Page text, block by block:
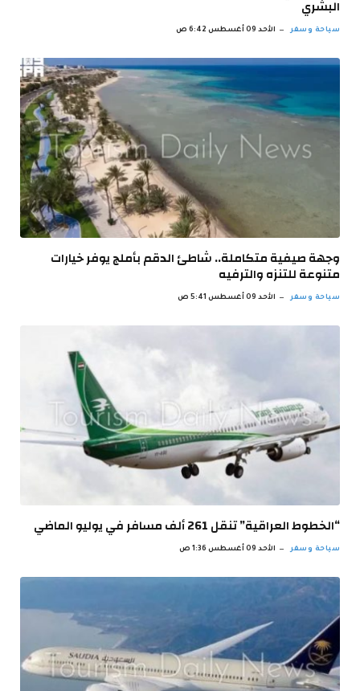
البشري
سياحة وسفر الأحد 09 أغسطس 6:42 ص
وجهة صيفية متكاملة.. شاطئ الدقم بأملج يوفر خيارات
متنوعة للتنزه والترفيه
سياحة وسفر الأحد 09 أغسطس 5:41 ص
“الخطوط العراقية” تنقل 261 ألف مسافر في يوليو الماضي
سياحة وسفر الأحد 09 أغسطس 1:36 ص